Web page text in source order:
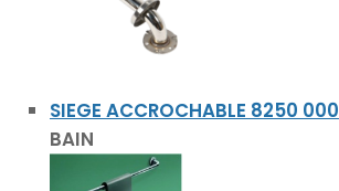
SIEGE ACCROCHABLE 8250 000
BAIN